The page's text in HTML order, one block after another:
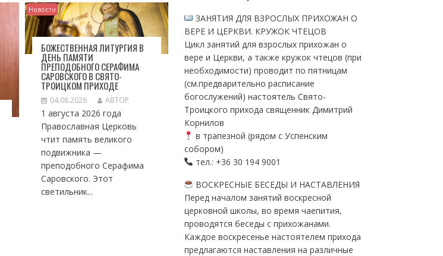
Новости
БОЖЕСТВЕННАЯ ЛИТУРГИЯ В
ДЕНЬ ПАМЯТИ
ПРЕПОДОБНОГО СЕРАФИМА
САРОВСКОГО В СВЯТО-
ТРОИЦКОМ ПРИХОДЕ
04.08.2026 АВТОР
1 августа 2026 года
Православная Церковь
чтит память великого
подвижника —
преподобного Серафима
Саровского. Этот
светильник...
ЗАНЯТИЯ ДЛЯ ВЗРОСЛЫХ ПРИХОЖАН О
ВЕРЕ И ЦЕРКВИ. КРУЖОК ЧТЕЦОВ
Цикл занятий для взрослых прихожан о
вере и Церкви, а также кружок чтецов (при
необходимости) проводит по пятницам
(см.предварительно расписание
богослужений) настоятель Свято-
Троицкого прихода священник Димитрий
Корнилов
в трапезной (рядом с Успенским
собором)
тел.: +36 30 194 9001
ВОСКРЕСНЫЕ БЕСЕДЫ И НАСТАВЛЕНИЯ
Перед началом занятий воскресной
церковной школы, во время чаепития,
проводятся беседы с прихожанами.
Каждое воскресенье настоятелем прихода
предлагаются наставления на различные